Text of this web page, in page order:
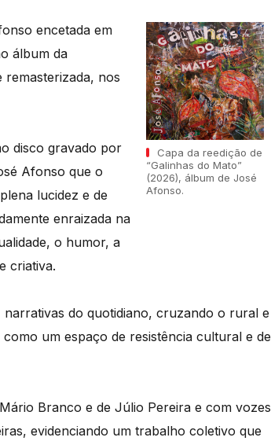
Capa da reedição de
“Galinhas do Mato”
(2026), álbum de José
Afonso.
encetada em
álbum da
nos
disco gravado por
Afonso que o
lucidez e de
enraizada na
o humor, a
criativa.
narrativas do quotidiano, cruzando o rural e
um espaço de resistência cultural e de
Branco e de Júlio Pereira e com vozes
evidenciando um trabalho coletivo que